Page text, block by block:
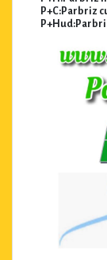
P+C:Parbriz